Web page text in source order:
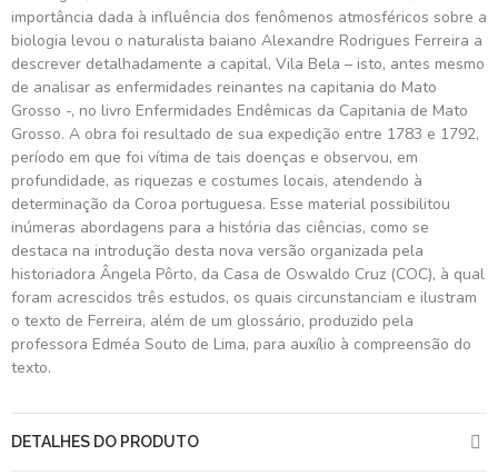
importância dada à influência dos fenômenos atmosféricos sobre a
biologia levou o naturalista baiano Alexandre Rodrigues Ferreira a
descrever detalhadamente a capital, Vila Bela – isto, antes mesmo
de analisar as enfermidades reinantes na capitania do Mato
Grosso -, no livro Enfermidades Endêmicas da Capitania de Mato
Grosso. A obra foi resultado de sua expedição entre 1783 e 1792,
período em que foi vítima de tais doenças e observou, em
profundidade, as riquezas e costumes locais, atendendo à
determinação da Coroa portuguesa. Esse material possibilitou
inúmeras abordagens para a história das ciências, como se
destaca na introdução desta nova versão organizada pela
historiadora Ângela Pôrto, da Casa de Oswaldo Cruz (COC), à qual
foram acrescidos três estudos, os quais circunstanciam e ilustram
o texto de Ferreira, além de um glossário, produzido pela
professora Edméa Souto de Lima, para auxílio à compreensão do
texto.
DETALHES DO PRODUTO